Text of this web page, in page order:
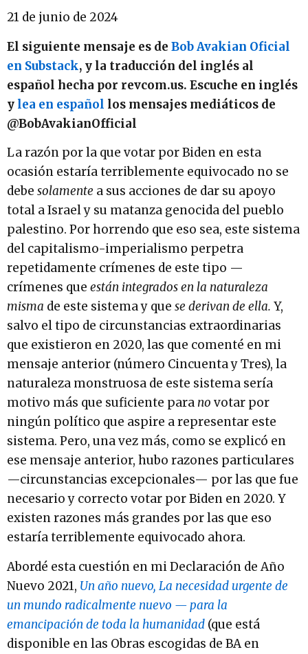
21 de junio de 2024
El siguiente mensaje es de Bob Avakian Oficial
en Substack, y la traducción del inglés al
español hecha por revcom.us. Escuche en inglés
y lea en español los mensajes mediáticos de
@BobAvakianOfficial
La razón por la que votar por Biden en esta
ocasión estaría terriblemente equivocado no se
debe solamente a sus acciones de dar su apoyo
total a Israel y su matanza genocida del pueblo
palestino. Por horrendo que eso sea, este sistema
del capitalismo-imperialismo perpetra
repetidamente crímenes de este tipo —
crímenes que están integrados en la naturaleza
misma de este sistema y que se derivan de ella. Y,
salvo el tipo de circunstancias extraordinarias
que existieron en 2020, las que comenté en mi
mensaje anterior (número Cincuenta y Tres), la
naturaleza monstruosa de este sistema sería
motivo más que suficiente para no votar por
ningún político que aspire a representar este
sistema. Pero, una vez más, como se explicó en
ese mensaje anterior, hubo razones particulares
—circunstancias excepcionales— por las que fue
necesario y correcto votar por Biden en 2020. Y
existen razones más grandes por las que eso
estaría terriblemente equivocado ahora.
Abordé esta cuestión en mi Declaración de Año
Nuevo 2021, Un año nuevo, La necesidad urgente de
un mundo radicalmente nuevo — para la
emancipación de toda la humanidad (que está
disponible en las Obras escogidas de BA en